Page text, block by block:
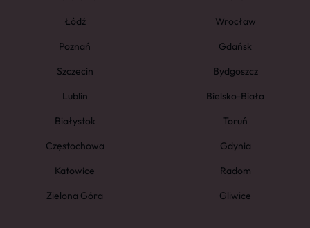
Łódź
Wrocław
Poznań
Gdańsk
Szczecin
Bydgoszcz
Lublin
Bielsko-Biała
Białystok
Toruń
Częstochowa
Gdynia
Katowice
Radom
Zielona Góra
Gliwice